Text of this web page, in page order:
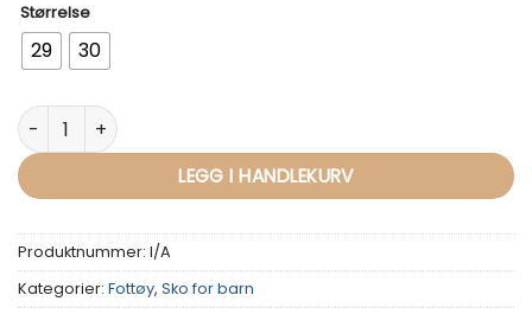
Størrelse
29 30
Vanntette støvler Gore-tex - Garvalin antall
LEGG I HANDLEKURV
Produktnummer: I/A
Kategorier: Fottøy, Sko for barn